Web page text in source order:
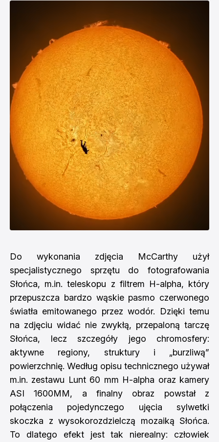
Do wykonania zdjęcia McCarthy użył
specjalistycznego sprzętu do fotografowania
Słońca, m.in. teleskopu z filtrem H-alpha, który
przepuszcza bardzo wąskie pasmo czerwonego
światła emitowanego przez wodór. Dzięki temu
na zdjęciu widać nie zwykłą, przepaloną tarczę
Słońca, lecz szczegóły jego chromosfery:
aktywne regiony, struktury i „burzliwą”
powierzchnię. Według opisu technicznego używał
m.in. zestawu Lunt 60 mm H-alpha oraz kamery
ASI 1600MM, a finalny obraz powstał z
połączenia pojedynczego ujęcia sylwetki
skoczka z wysokorozdzielczą mozaiką Słońca.
To dlatego efekt jest tak nierealny: człowiek